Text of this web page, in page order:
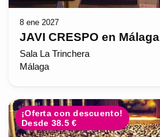
8 ene 2027
JAVI CRESPO en Málaga
Sala La Trinchera
Málaga
¡Oferta con descuento!
Desde 38.5 €